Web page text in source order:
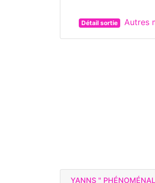
Détail sortie Autres
YANNS "